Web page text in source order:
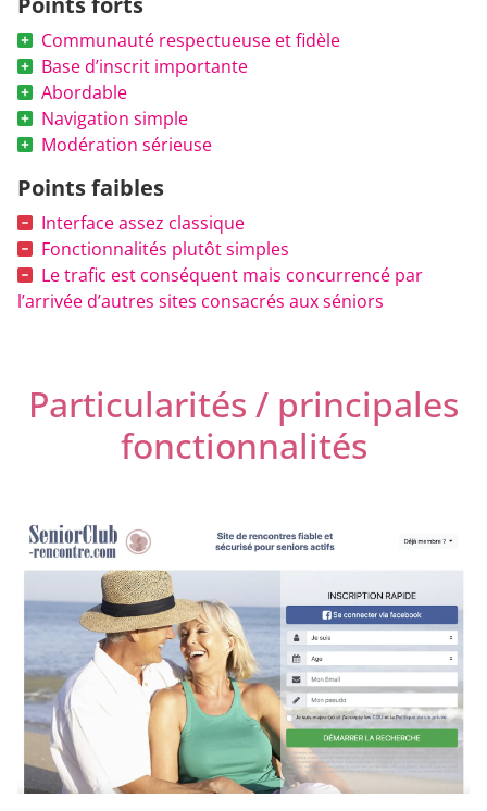
Communauté respectueuse et fidèle
Base d’inscrit importante
Abordable
Navigation simple
Modération sérieuse
Points faibles
Interface assez classique
Fonctionnalités plutôt simples
Le trafic est conséquent mais concurrencé par
l’arrivée d’autres sites consacrés aux séniors
Particularités / principales
fonctionnalités